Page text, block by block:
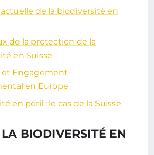
de la biodiversité en
de la protection de la
en Suisse
et Engagement
en Europe
en péril : le cas de la Suisse
LA BIODIVERSITÉ EN